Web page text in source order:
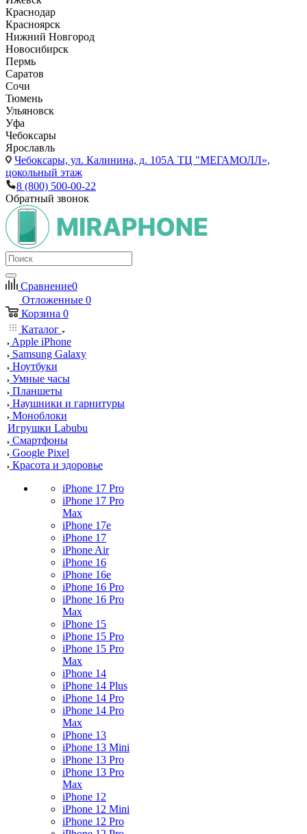
Краснодар
Красноярск
Нижний Новгород
Новосибирск
Пермь
Саратов
Сочи
Тюмень
Ульяновск
Уфа
Чебоксары
Ярославль
Чебоксары, ул. Калинина, д. 105А ТЦ "МЕГАМОЛЛ»,
цокольный этаж
8 (800) 500-00-22
Обратный звонок
Сравнение0
Отложенные 0
Корзина 0
Каталог
Apple iPhone
Samsung Galaxy
Ноутбуки
Умные часы
Планшеты
Наушники и гарнитуры
Моноблоки
Игрушки Labubu
Смартфоны
Google Pixel
Красота и здоровье
iPhone 17 Pro
iPhone 17 Pro
Max
iPhone 17e
iPhone 17
iPhone Air
iPhone 16
iPhone 16e
iPhone 16 Pro
iPhone 16 Pro
Max
iPhone 15
iPhone 15 Pro
iPhone 15 Pro
Max
iPhone 14
iPhone 14 Plus
iPhone 14 Pro
iPhone 14 Pro
Max
iPhone 13
iPhone 13 Mini
iPhone 13 Pro
iPhone 13 Pro
Max
iPhone 12
iPhone 12 Mini
iPhone 12 Pro